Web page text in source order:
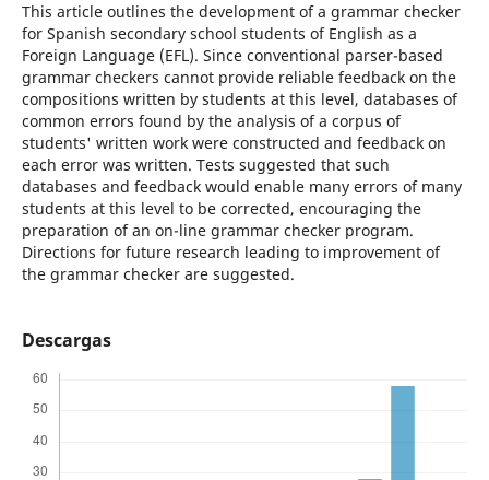
This article outlines the development of a grammar checker
for Spanish secondary school students of English as a
Foreign Language (EFL). Since conventional parser-based
grammar checkers cannot provide reliable feedback on the
compositions written by students at this level, databases of
common errors found by the analysis of a corpus of
students' written work were constructed and feedback on
each error was written. Tests suggested that such
databases and feedback would enable many errors of many
students at this level to be corrected, encouraging the
preparation of an on-line grammar checker program.
Directions for future research leading to improvement of
the grammar checker are suggested.
Descargas